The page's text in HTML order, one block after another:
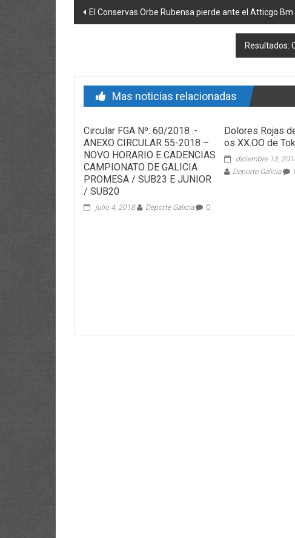
Post navigation
El Conservas Orbe Rubensa pierde ante el Atticgo
Resultados:
Mas noticias relacionadas
Circular FGA Nº: 60/2018 .-
ANEXO CIRCULAR 55-2018 –
NOVO HORARIO E CADENCIAS
CAMPIONATO DE GALICIA
PROMESA / SUB23 E JUNIOR
/ SUB20
julio 4, 2018 Deporte Galicia 0
Dolores Rojas
os XX.OO de
diciembre 13,
Deporte Galicia